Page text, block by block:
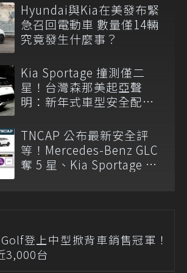
Hyundai與Kia在美發布緊
急召回電動車 數量僅14輛
究竟發生什麼事？
Kia Sportage 撞測僅二
星！台灣森那美起亞聲
明：新年式車型安全配備
TNCAP 公布最新安全評
等！Mercedes-Benz GLC
奪 5 星、Kia Sportage 僅
登上中型掀背車銷售冠軍！
3,000台